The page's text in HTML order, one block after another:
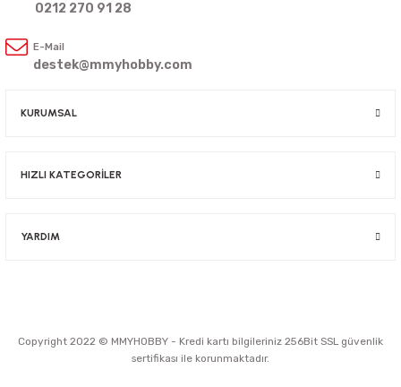
0212 270 91 28
E-Mail
destek@mmyhobby.com
KURUMSAL
HIZLI KATEGORİLER
YARDIM
Copyright 2022 © MMYHOBBY - Kredi kartı bilgileriniz 256Bit SSL güvenlik
sertifikası ile korunmaktadır.